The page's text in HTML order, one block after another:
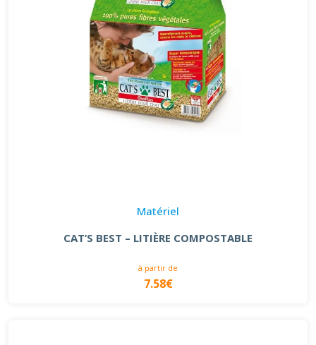
Matériel
CAT’S BEST – LITIÈRE COMPOSTABLE
à partir de
7.58€